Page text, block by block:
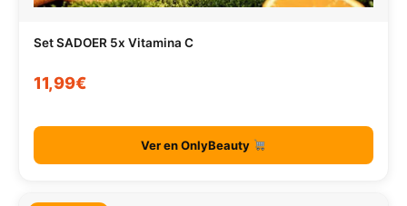
Set SADOER 5x Vitamina C
11,99€
Ver en OnlyBeauty